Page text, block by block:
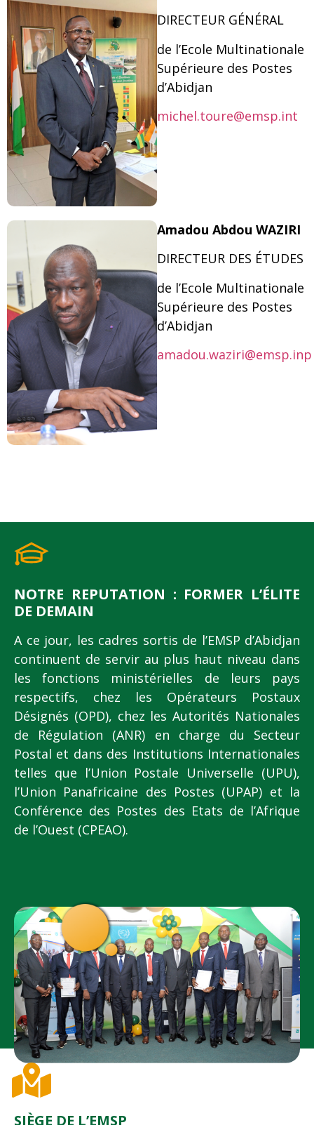
DIRECTEUR GÉNÉRAL
de l’Ecole Multinationale
Supérieure des Postes
d’Abidjan
michel.toure@emsp.int
Amadou Abdou WAZIRI
DIRECTEUR DES ÉTUDES
de l’Ecole Multinationale
Supérieure des Postes
d’Abidjan
amadou.waziri@emsp.inp
NOTRE REPUTATION : FORMER L’ÉLITE
DE DEMAIN
A ce jour, les cadres sortis de l’EMSP d’Abidjan
continuent de servir au plus haut niveau dans
les fonctions ministérielles de leurs pays
respectifs, chez les Opérateurs Postaux
Désignés (OPD), chez les Autorités Nationales
de Régulation (ANR) en charge du Secteur
Postal et dans des Institutions Internationales
telles que l’Union Postale Universelle (UPU),
l’Union Panafricaine des Postes (UPAP) et la
Conférence des Postes des Etats de l’Afrique
de l’Ouest (CPEAO).
SIÈGE DE L’EMSP